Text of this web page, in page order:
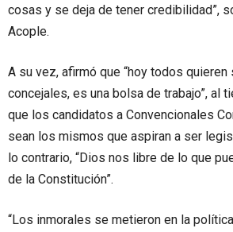
cosas y se deja de tener credibilidad”,
Acople.
A su vez, afirmó que “hoy todos
concejales, es una bolsa de trabajo”, al
que los candidatos a Convencionales
sean los mismos que aspiran a ser
lo contrario, “Dios nos libre de lo que
de la Constitución”.
“Los inmorales se metieron en la